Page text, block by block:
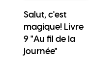
Salut, c'est
magique! Livre
9 "Au fil de la
journée"